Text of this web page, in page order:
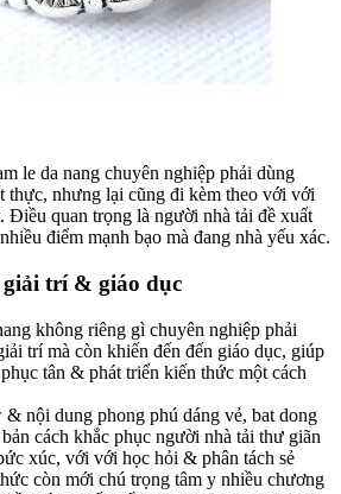
le da nang chuyên nghiệp phải dùng
thực, nhưng lại cũng đi kèm theo với với
Điều quan trọng là người nhà tải đề xuất
điểm mạnh bạo mà đang nhà yếu xác.
trí & giáo dục
không riêng gì chuyên nghiệp phải
trí mà còn khiến đến đến giáo dục, giúp
tân & phát triển kiến thức một cách
nội dung phong phú dáng vẻ, bat dong
cách khắc phục người nhà tải thư giãn
xúc, với với học hỏi & phân tách sẻ
còn mới chú trọng tâm y nhiều chương